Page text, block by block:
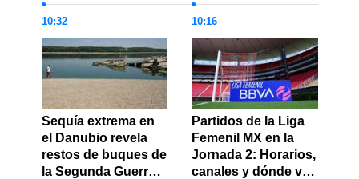
10:32
Sequía extrema en
el Danubio revela
restos de buques de
la Segunda Guerra
10:16
Partidos de la Liga
Femenil MX en la
Jornada 2: Horarios,
canales y dónde ver